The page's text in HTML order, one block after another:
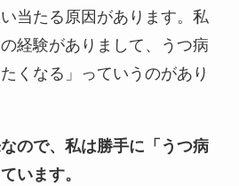
当たる原因があります。私
経験がありまして、うつ病
くなる」っていうのがあり
ので、私は勝手に「うつ病
います。